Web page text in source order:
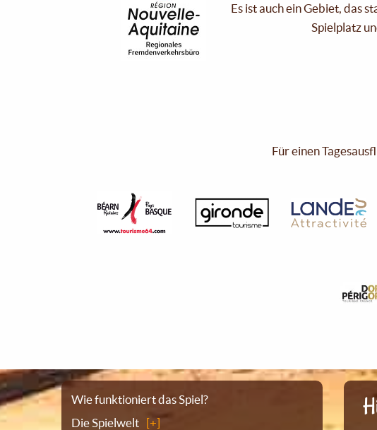
Es ist auch ein Gebiet, das
Spielplatz
Für einen
Sitemap
Wie funktioniert das Spiel?
Die Spielwelt